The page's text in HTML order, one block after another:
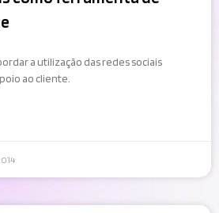
a utilização das redes sociais
ao cliente.